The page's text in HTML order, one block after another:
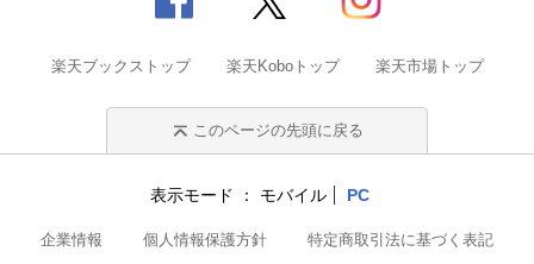
楽天ブックストップ 楽天Koboトップ 楽天市場トップ
このページの先頭に戻る
表示モード モバイル PC
企業情報 個人情報保護方針 特定商取引法に基づく表記